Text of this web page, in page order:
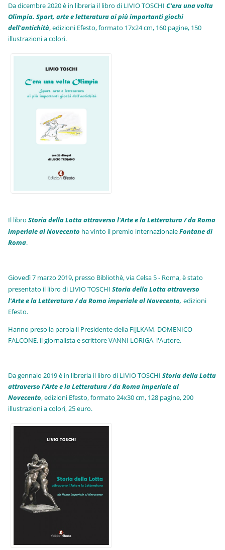
Da dicembre 2020 è in libreria il libro di LIVIO TOSCHIC'era una volta
Olimpia. Sport, arte e letteratura ai più importanti giochi
dell'antichità,edizioni Efesto, formato 17x24 cm, 160 pagine, 150
illustrazioni a colori.
Il libroStoria della Lotta attraverso l'Arte e la Letteratura / da Roma
imperiale al Novecento ha vinto il premio internazionaleFontane di
Roma.
Giovedì 7 marzo 2019, presso Bibliothè, via Celsa 5 - Roma, è stato
presentato il libro di LIVIO TOSCHIStoria della Lotta attraverso
l'Arte e la Letteratura / da Roma imperiale al Novecento, edizioni
Efesto.
Hanno preso la parola il Presidente della FIJLKAM, DOMENICO
FALCONE, il giornalista e scrittore VANNI LORIGA, l'Autore.
Da gennaio 2019 è in libreria il libro di LIVIO TOSCHIStoria della Lotta
attraverso l'Arte e la Letteratura / da Roma imperiale al
Novecento, edizioni Efesto, formato 24x30 cm, 128 pagine, 290
illustrazioni a colori, 25 euro.